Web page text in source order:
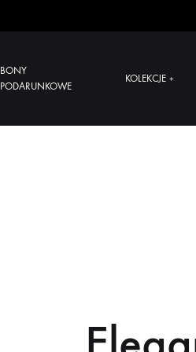
BONY
PODARUNKOWE
KOLEKCJE +